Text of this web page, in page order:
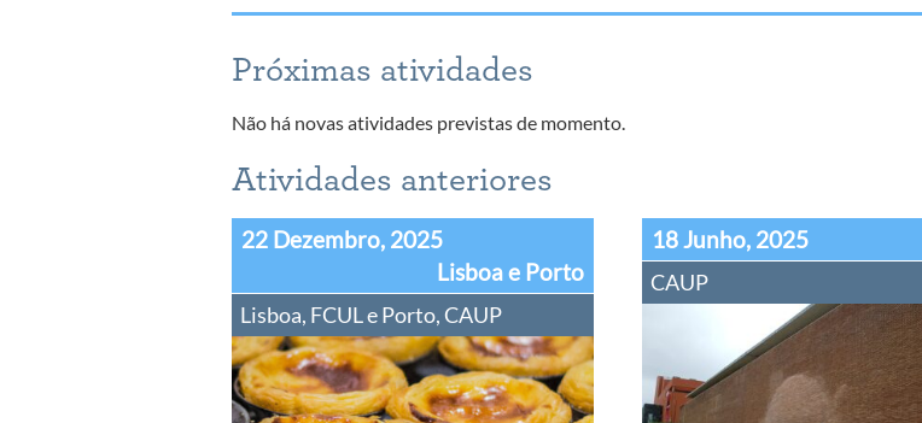
Próximas atividades
Não há novas atividades previstas de momento.
Atividades anteriores
22 Dezembro, 2025
Lisboa e Porto
Lisboa, FCUL e Porto, CAUP
18 Junho, 2025
CAUP